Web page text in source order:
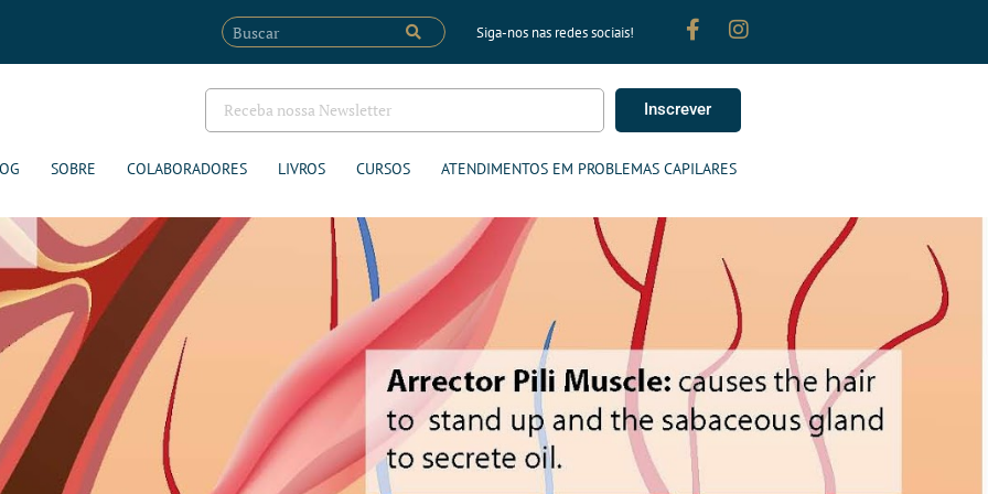
Siga-nos nas redes sociais!
Inscrever
SOBRE COLABORADORES LIVROS CURSOS ATENDIMENTOS EM PROBLEMAS CAPILARES